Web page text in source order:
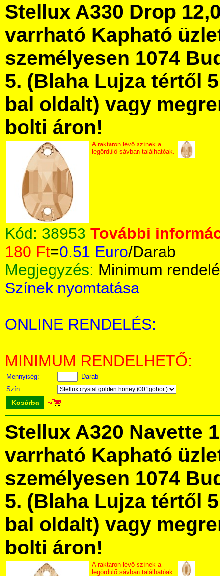
Stellux A330 Drop
varrható Kapható
személyesen 1074
5. (Blaha Lujza tértől
bal oldalt) vagy
bolti áron!
A raktáron lévő színek a
legördülő sávban találhatóak.
Kód: 38953 További
180 Ft=0.51 Euro/Darab
Megjegyzés: Minimum
Színek nyomtatása
ONLINE RENDELÉS:
MINIMUM RENDELHETŐ:
Mennyiség:
Darab
Szín:
Kosárba
Stellux A320 Navette
varrható Kapható
személyesen 1074
5. (Blaha Lujza tértől
bal oldalt) vagy
bolti áron!
A raktáron lévő színek a
legördülő sávban találhatóak.